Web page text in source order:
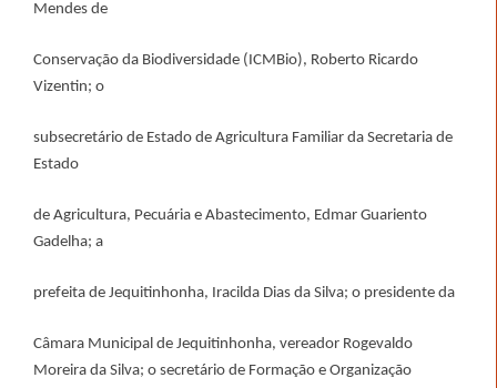
Mendes de
Conservação da Biodiversidade (ICMBio), Roberto Ricardo
Vizentin; o
subsecretário de Estado de Agricultura Familiar da Secretaria de
Estado
de Agricultura, Pecuária e Abastecimento, Edmar Guariento
Gadelha; a
prefeita de Jequitinhonha, Iracilda Dias da Silva; o presidente da
Câmara Municipal de Jequitinhonha, vereador Rogevaldo
Moreira da Silva; o secretário de Formação e Organização